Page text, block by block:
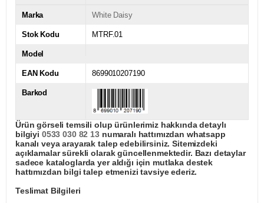
Marka White Daisy
Stok Kodu MTRF.01
Model
EAN Kodu 8699010207190
Barkod
Ürün görseli temsili olup ürünlerimiz hakkında detaylı
bilgiyi 0533 030 82 13numaralı hattımızdan whatsapp
kanalı veya arayarak talep edebilirsiniz. Sitemizdeki
açıklamalar sürekli olarak güncellenmektedir. Bazı detaylar
sadece kataloglarda yer aldığı için mutlaka destek
hattımızdan bilgi talep etmenizi tavsiye ederiz.
Teslimat Bilgileri